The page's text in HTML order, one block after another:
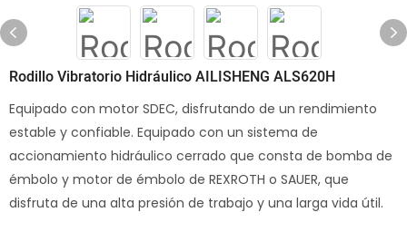
Rodillo Vibratorio Hidráulico AILISHENG ALS620H
Equipado con motor SDEC, disfrutando de un rendimiento
estable y confiable. Equipado con un sistema de
accionamiento hidráulico cerrado que consta de bomba de
émbolo y motor de émbolo de REXROTH o SAUER, que
disfruta de una alta presión de trabajo y una larga vida útil.